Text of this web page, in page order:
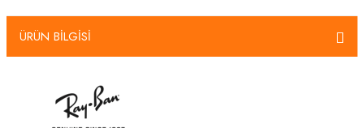
ÜRÜN BİLGİSİ